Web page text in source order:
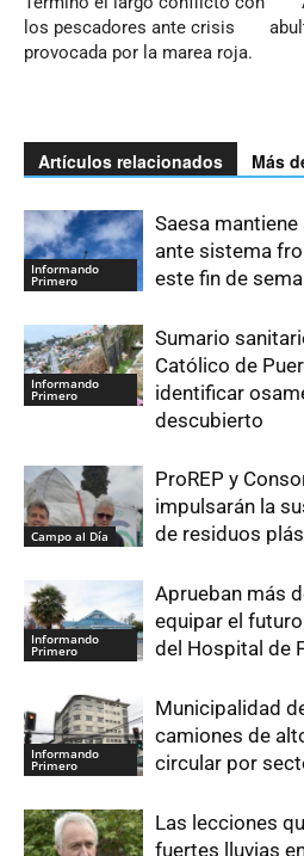
los pescadores ante crisis
provocada por la marea roja.
Artículos relacionados Más
Informando
Primero
Saesa
ante sistema
este fin de
Informando
Primero
Sumario
Católico de
identificar
descubierto
Campo al Día
ProREP y
impulsarán la
de residuos
Informando
Primero
Aprueban más
equipar el
del Hospital de
Informando
Primero
Municipalidad
camiones de
circular por
Las lecciones
fuertes lluvias